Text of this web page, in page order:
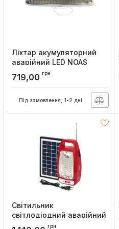
Ліхтар акумуляторний
аварійний LED NOAS
YL05-1011, Євросвітло
Артикул:
719,00 грн
Під замовлення, 1-2 дні
Cвітильник
світлодіодний аварійний
REL-104 (6V4,5Ah) 36 LED
грн